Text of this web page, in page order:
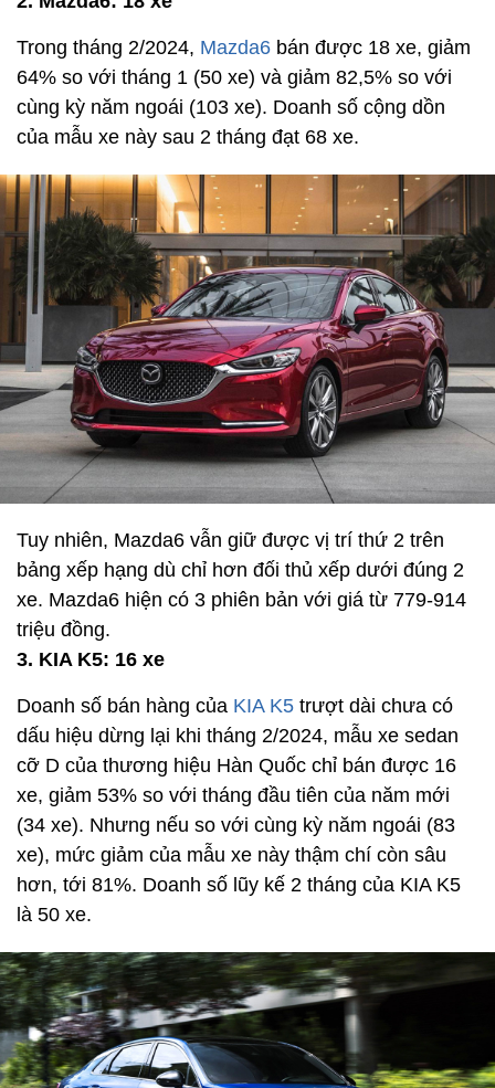
Trong tháng 2/2024, Mazda6 bán được 18 xe, giảm
64% so với tháng 1 (50 xe) và giảm 82,5% so với
cùng kỳ năm ngoái (103 xe). Doanh số cộng dồn
của mẫu xe này sau 2 tháng đạt 68 xe.
Tuy nhiên, Mazda6 vẫn giữ được vị trí thứ 2 trên
bảng xếp hạng dù chỉ hơn đối thủ xếp dưới đúng 2
xe. Mazda6 hiện có 3 phiên bản với giá từ 779-914
triệu đồng.
3. KIA K5: 16 xe
Doanh số bán hàng của KIA K5 trượt dài chưa có
dấu hiệu dừng lại khi tháng 2/2024, mẫu xe sedan
cỡ D của thương hiệu Hàn Quốc chỉ bán được 16
xe, giảm 53% so với tháng đầu tiên của năm mới
(34 xe). Nhưng nếu so với cùng kỳ năm ngoái (83
xe), mức giảm của mẫu xe này thậm chí còn sâu
hơn, tới 81%. Doanh số lũy kế 2 tháng của KIA K5
là 50 xe.